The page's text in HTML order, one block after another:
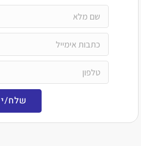
שלח/י טופס